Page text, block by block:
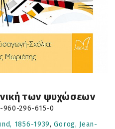
των ψυχώσεων
960-296-615-0
1856-1939,Gorog, Jean-